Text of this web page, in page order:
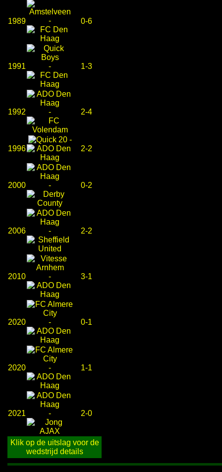
1989 - 0-6
1991 - 1-3
1992 - 2-4
1996
-
2-2
2000 - 0-2
2006 - 2-2
2010 - 3-1
2020 - 0-1
2020 - 1-1
2021 - 2-0
Klik op de uitslag voor de
wedstrijd details